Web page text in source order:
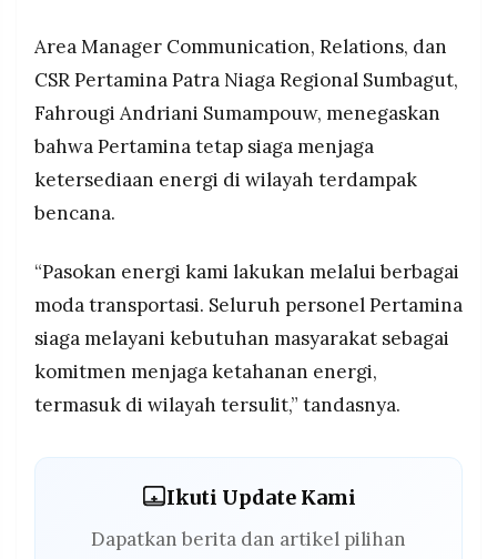
Area Manager Communication, Relations, dan
CSR Pertamina Patra Niaga Regional Sumbagut,
Fahrougi Andriani Sumampouw, menegaskan
bahwa Pertamina tetap siaga menjaga
ketersediaan energi di wilayah terdampak
bencana.
“Pasokan energi kami lakukan melalui berbagai
moda transportasi. Seluruh personel Pertamina
siaga melayani kebutuhan masyarakat sebagai
komitmen menjaga ketahanan energi,
termasuk di wilayah tersulit,” tandasnya.
Ikuti Update Kami
Dapatkan berita dan artikel pilihan